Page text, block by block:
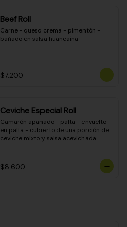
Beef Roll
Carne - queso crema - pimentón -
bañado en salsa huancaína
$7.200
Ceviche Especial Roll
Camarón apanado - palta - envuelto
en palta - cubierto de una porción de
ceviche mixto y salsa acevichada
$8.600